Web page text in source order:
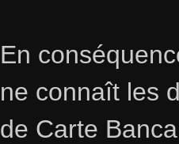
En
ne connaît les
de Carte